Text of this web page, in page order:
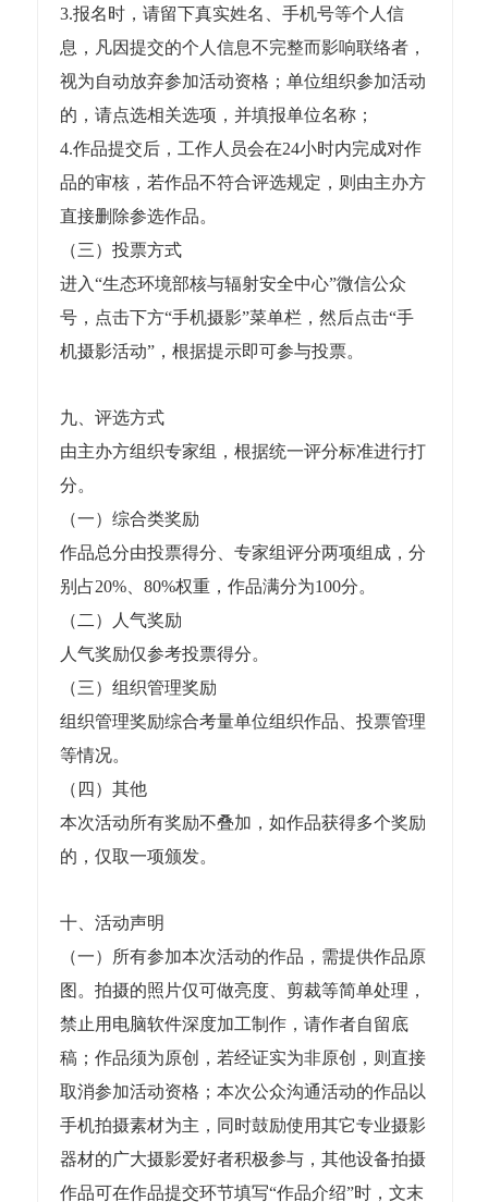
3.报名时，请留下真实姓名、手机号等个人信
息，凡因提交的个人信息不完整而影响联络者，
视为自动放弃参加活动资格；单位组织参加活动
的，请点选相关选项，并填报单位名称；
4.作品提交后，工作人员会在24小时内完成对作
品的审核，若作品不符合评选规定，则由主办方
直接删除参选作品。
（三）投票方式
进入“生态环境部核与辐射安全中心”微信公众
号，点击下方“手机摄影”菜单栏，然后点击“手
机摄影活动”，根据提示即可参与投票。
九、评选方式
由主办方组织专家组，根据统一评分标准进行打
分。
（一）综合类奖励
作品总分由投票得分、专家组评分两项组成，分
别占20%、80%权重，作品满分为100分。
（二）人气奖励
人气奖励仅参考投票得分。
（三）组织管理奖励
组织管理奖励综合考量单位组织作品、投票管理
等情况。
（四）其他
本次活动所有奖励不叠加，如作品获得多个奖励
的，仅取一项颁发。
十、活动声明
（一）所有参加本次活动的作品，需提供作品原
图。拍摄的照片仅可做亮度、剪裁等简单处理，
禁止用电脑软件深度加工制作，请作者自留底
稿；作品须为原创，若经证实为非原创，则直接
取消参加活动资格；本次公众沟通活动的作品以
手机拍摄素材为主，同时鼓励使用其它专业摄影
器材的广大摄影爱好者积极参与，其他设备拍摄
作品可在作品提交环节填写“作品介绍”时，文末